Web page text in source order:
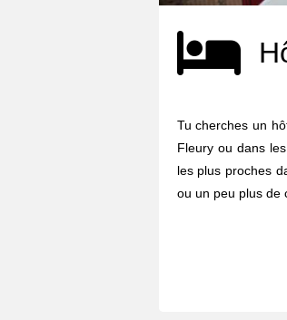
Tu cherches un
Fleury ou dans
les plus proches
ou un peu plus de